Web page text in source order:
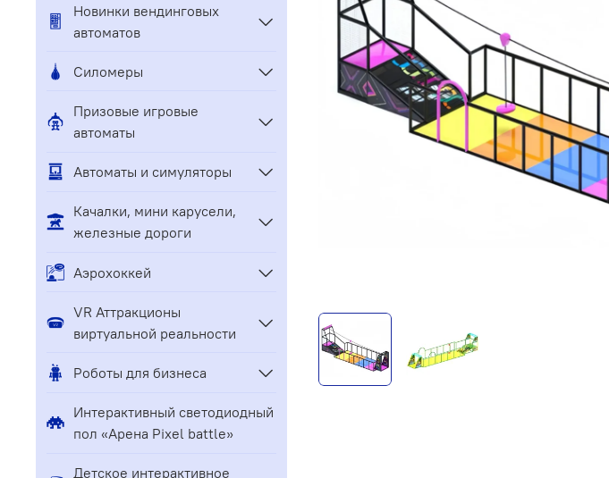
Новинки вендинговых
автоматов
Силомеры
Призовые игровые
автоматы
Автоматы и симуляторы
Качалки, мини карусели,
железные дороги
Аэрохоккей
VR Аттракционы
виртуальной реальности
Роботы для бизнеса
Интерактивный светодиодный
пол «Арена Pixel battle»
Детское интерактивное